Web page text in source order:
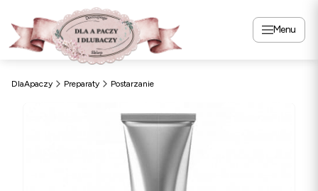
Menu
DlaApaczy Preparaty Postarzanie